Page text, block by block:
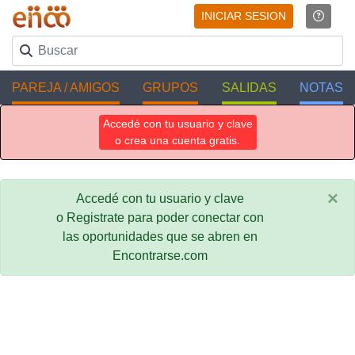
INICIAR SESION
PAREJA / AMIGOS GRUPOS SALIDAS NOTAS
Accedé con tu usuario y clave
o crea una cuenta gratis.
Accedé con tu usuario y clave
o Registrate para poder conectar con
las oportunidades que se abren en
Encontrarse.com
×